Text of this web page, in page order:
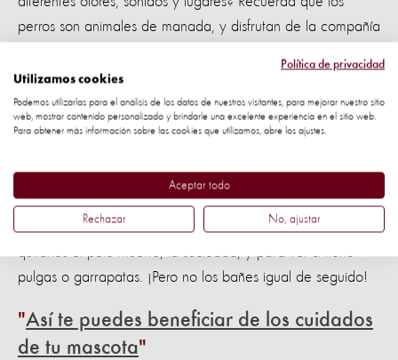
perros son animales de manada, y disfrutan de la compañía
7. Cuidas su higiene
Creative Commons: Flickr/ Renzelle Mae Abasolo
Los perros necesitan ser cepillados con frecuencia, para
pulgas o garrapatas. ¡Pero no los bañes igual de seguido!
Así te puedes beneficiar de los cuidados
de tu mascota
Política de privacidad
Utilizamos cookies
Podemos utilizarlas para el análisis de los datos de nuestros visitantes, para mejorar nuestro sitio
web, mostrar contenido personalizado y brindarle una excelente experiencia en el sitio web.
Para obtener más información sobre las cookies que utilizamos, abre los ajustes.
Aceptar todo
Rechazar No, ajustar